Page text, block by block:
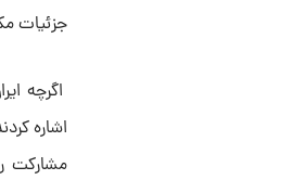
جزئیات
اگرچه
اشاره